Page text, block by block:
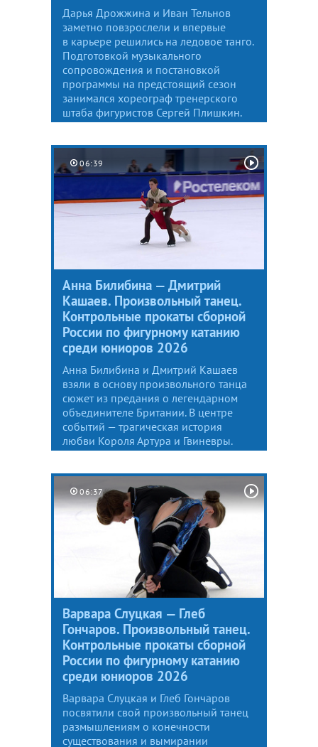
Дарья Дрожжина и Иван Тельнов
заметно повзрослели и впервые
в карьере решились на ледовое танго.
Подготовкой музыкального
сопровождения и постановкой
программы на предстоящий сезон
занимался хореограф тренерского
штаба фигуристов Сергей Плишкин.
06:39
Анна Билибина — Дмитрий
Кашаев. Произвольный танец.
Контрольные прокаты сборной
России по фигурному катанию
среди юниоров 2026
Анна Билибина и Дмитрий Кашаев
взяли в основу произвольного танца
сюжет из предания о легендарном
объединителе Британии. В центре
событий — трагическая история
любви Короля Артура и Гвиневры.
06:37
Варвара Слуцкая — Глеб
Гончаров. Произвольный танец.
Контрольные прокаты сборной
России по фигурному катанию
среди юниоров 2026
Варвара Слуцкая и Глеб Гончаров
посвятили свой произвольный танец
размышлениям о конечности
существования и вымирании